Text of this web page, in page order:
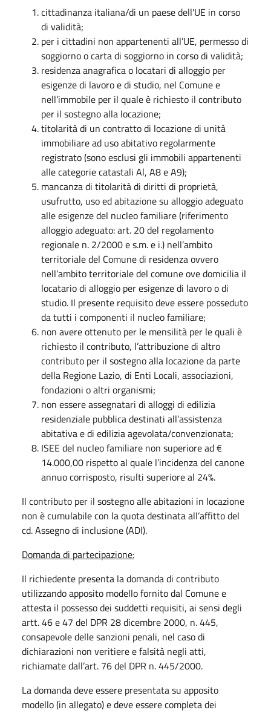
cittadinanza italiana/di un paese dell'UE in corso
di validità;
per i cittadini non appartenenti all’UE, permesso di
soggiorno o carta di soggiorno in corso di validità;
residenza anagrafica o locatari di alloggio per
esigenze di lavoro e di studio, nel Comune e
nell’immobile per il quale è richiesto il contributo
per il sostegno alla locazione;
titolarità di un contratto di locazione di unità
immobiliare ad uso abitativo regolarmente
registrato (sono esclusi gli immobili appartenenti
alle categorie catastali Al, A8 e A9);
mancanza di titolarità di diritti di proprietà,
usufrutto, uso ed abitazione su alloggio adeguato
alle esigenze del nucleo familiare (riferimento
alloggio adeguato: art. 20 del regolamento
regionale n. 2/2000 e s.m. e i.) nell’ambito
territoriale del Comune di residenza ovvero
nell’ambito territoriale del comune ove domicilia il
locatario di alloggio per esigenze di lavoro o di
studio. Il presente requisito deve essere posseduto
da tutti i componenti il nucleo familiare;
non avere ottenuto per le mensilità per le quali è
richiesto il contributo, l’attribuzione di altro
contributo per il sostegno alla locazione da parte
della Regione Lazio, di Enti Locali, associazioni,
fondazioni o altri organismi;
non essere assegnatari di alloggi di edilizia
residenziale pubblica destinati all’assistenza
abitativa e di edilizia agevolata/convenzionata;
ISEE del nucleo familiare non superiore ad €
14.000,00 rispetto al quale l’incidenza del canone
annuo corrisposto, risulti superiore al 24%.
Il contributo per il sostegno alle abitazioni in locazione
non è cumulabile con la quota destinata all’affitto del
cd. Assegno di inclusione (ADI).
Domanda di partecipazione:
Il richiedente presenta la domanda di contributo
utilizzando apposito modello fornito dal Comune e
attesta il possesso dei suddetti requisiti, ai sensi degli
artt. 46 e 47 del DPR 28 dicembre 2000, n. 445,
consapevole delle sanzioni penali, nel caso di
dichiarazioni non veritiere e falsità negli atti,
richiamate dall’art. 76 del DPR n. 445/2000.
La domanda deve essere presentata su apposito
modello (in allegato) e deve essere completa dei